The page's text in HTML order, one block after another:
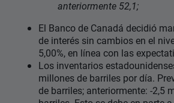
anteriormente 52,1;
El Banco de Canadá decidió
de interés sin cambios en el
5,00%, en línea con las
Los inventarios
millones de barriles por día.
de barriles; anteriormente: -2,5